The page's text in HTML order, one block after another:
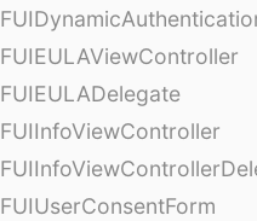
FUIEULAViewController
FUIEULADelegate
FUIInfoViewController
FUIUserConsentForm